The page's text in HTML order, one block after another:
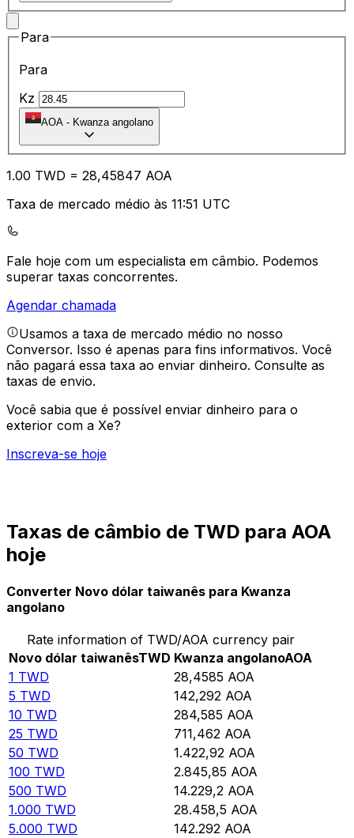
Para
Para
Kz
AOA - Kwanza angolano
1.00 TWD = 28,45847 AOA
Taxa de mercado médio às 11:51 UTC
Fale hoje com um especialista em câmbio. Podemos
superar taxas concorrentes.
Agendar chamada
Usamos a taxa de mercado médio no nosso
Conversor. Isso é apenas para fins informativos. Você
não pagará essa taxa ao enviar dinheiro. Consulte as
taxas de envio.
Você sabia que é possível enviar dinheiro para o
exterior com a Xe?
Inscreva-se hoje
Taxas de câmbio de TWD para AOA
hoje
Converter Novo dólar taiwanês para Kwanza
angolano
Rate information of TWD/AOA currency pair
Novo dólar taiwanêsTWD Kwanza angolanoAOA
1 TWD 28,4585 AOA
5 TWD 142,292 AOA
10 TWD 284,585 AOA
25 TWD 711,462 AOA
50 TWD 1.422,92 AOA
100 TWD 2.845,85 AOA
500 TWD 14.229,2 AOA
1.000 TWD 28.458,5 AOA
5.000 TWD 142.292 AOA